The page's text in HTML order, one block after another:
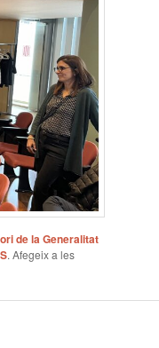
de la Generalitat
. Afegeix a les